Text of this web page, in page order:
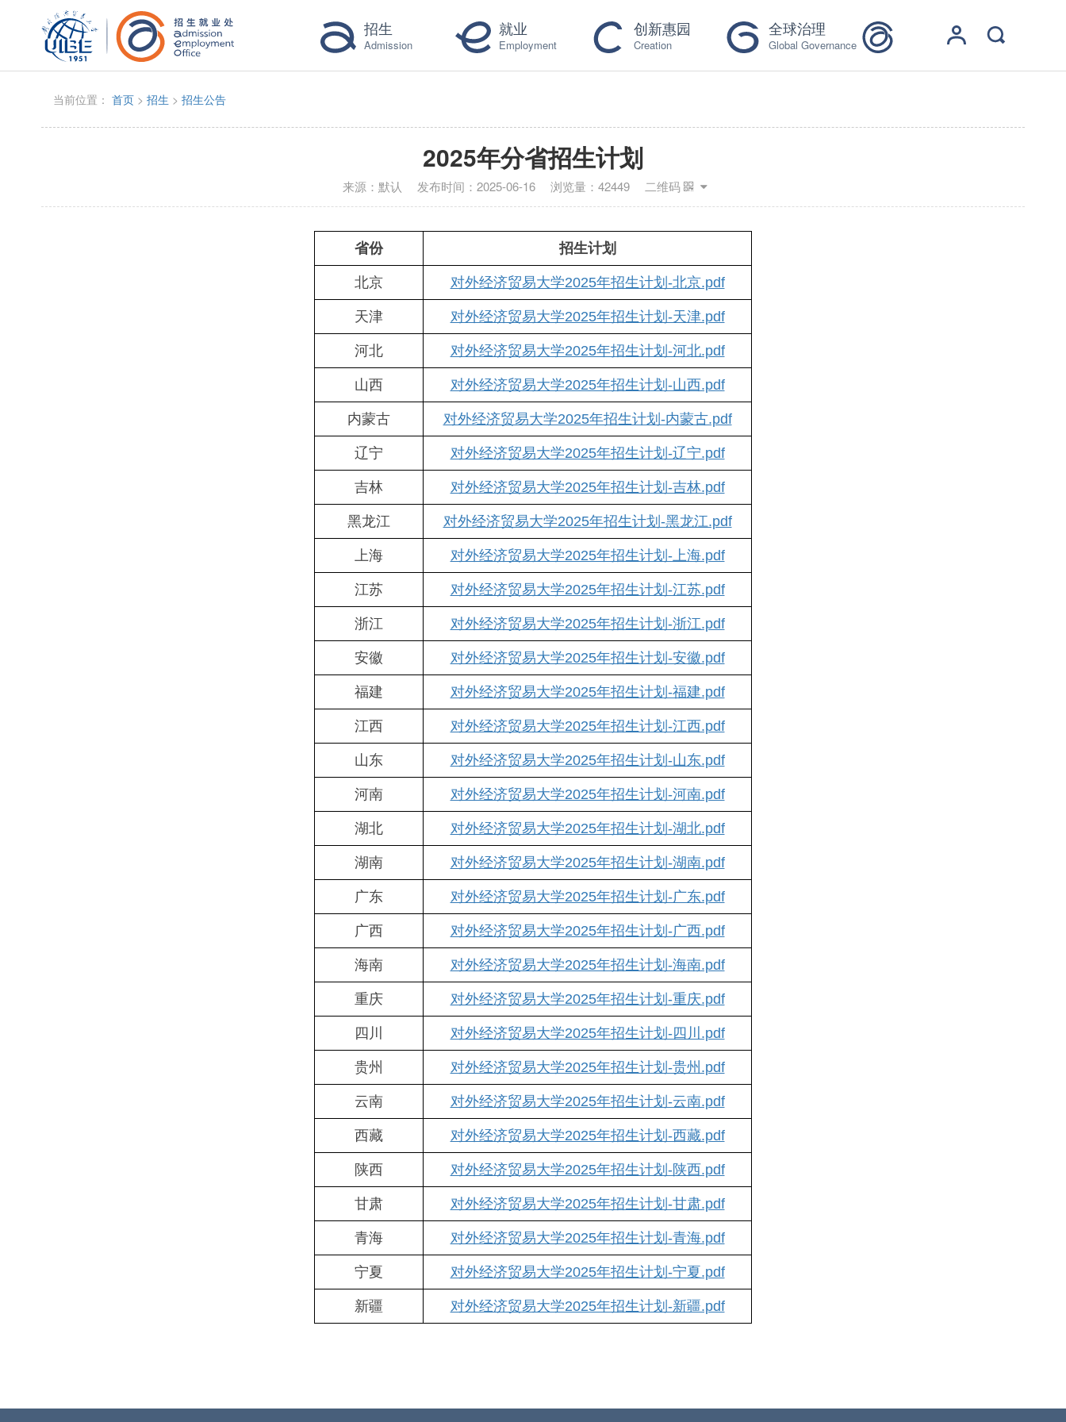
招生
Admission
就业
Employment
创新惠园
Creation
全球治理
Global Governance
当前位置： 首页 > 招生 > 招生公告
2025年分省招生计划
来源： 默认 发布时间： 2025-06-16 浏览量： 42449 二维码
省份 招生计划
北京 对外经济贸易大学2025年招生计划-北京.pdf
天津 对外经济贸易大学2025年招生计划-天津.pdf
河北 对外经济贸易大学2025年招生计划-河北.pdf
山西 对外经济贸易大学2025年招生计划-山西.pdf
内蒙古 对外经济贸易大学2025年招生计划-内蒙古.pdf
辽宁 对外经济贸易大学2025年招生计划-辽宁.pdf
吉林 对外经济贸易大学2025年招生计划-吉林.pdf
黑龙江 对外经济贸易大学2025年招生计划-黑龙江.pdf
上海 对外经济贸易大学2025年招生计划-上海.pdf
江苏 对外经济贸易大学2025年招生计划-江苏.pdf
浙江 对外经济贸易大学2025年招生计划-浙江.pdf
安徽 对外经济贸易大学2025年招生计划-安徽.pdf
福建 对外经济贸易大学2025年招生计划-福建.pdf
江西 对外经济贸易大学2025年招生计划-江西.pdf
山东 对外经济贸易大学2025年招生计划-山东.pdf
河南 对外经济贸易大学2025年招生计划-河南.pdf
湖北 对外经济贸易大学2025年招生计划-湖北.pdf
湖南 对外经济贸易大学2025年招生计划-湖南.pdf
广东 对外经济贸易大学2025年招生计划-广东.pdf
广西 对外经济贸易大学2025年招生计划-广西.pdf
海南 对外经济贸易大学2025年招生计划-海南.pdf
重庆 对外经济贸易大学2025年招生计划-重庆.pdf
四川 对外经济贸易大学2025年招生计划-四川.pdf
贵州 对外经济贸易大学2025年招生计划-贵州.pdf
云南 对外经济贸易大学2025年招生计划-云南.pdf
西藏 对外经济贸易大学2025年招生计划-西藏.pdf
陕西 对外经济贸易大学2025年招生计划-陕西.pdf
甘肃 对外经济贸易大学2025年招生计划-甘肃.pdf
青海 对外经济贸易大学2025年招生计划-青海.pdf
宁夏 对外经济贸易大学2025年招生计划-宁夏.pdf
新疆 对外经济贸易大学2025年招生计划-新疆.pdf